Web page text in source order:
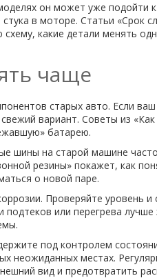
он может уже подойти
в моторе. Статьи «Срок
какие детали менять
чаще
старых авто. Если
вариант. Советы из
батарею.
шины на старой машине
резины» покажет, как
о новой паре.
Проверяйте уровень и
или перегрева лучше
под контролем
неожиданных местах.
вид и предотвратить